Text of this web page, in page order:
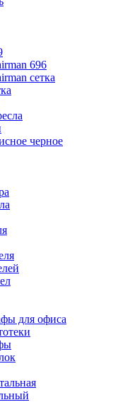
696
сетка
черное
для офиса